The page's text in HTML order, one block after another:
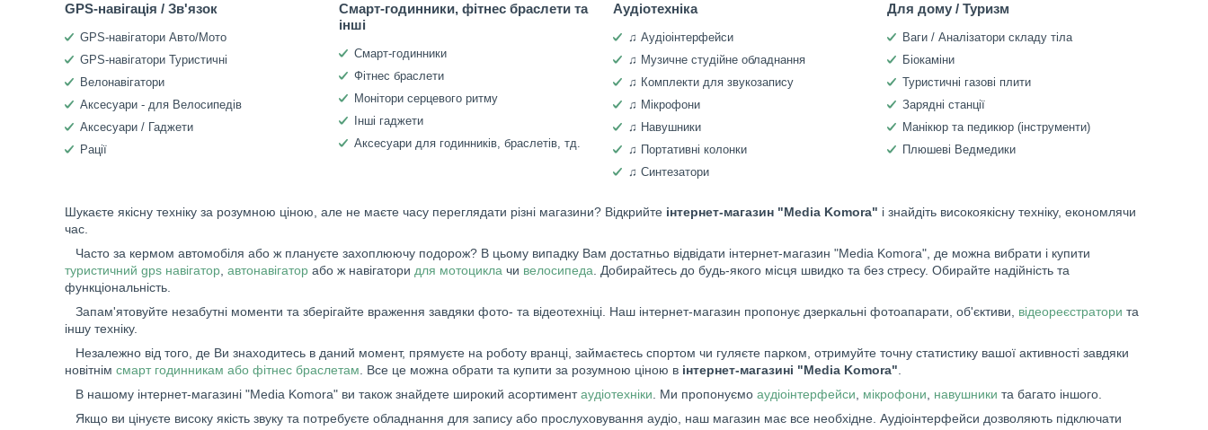
GPS-навігація / Зв'язок
GPS-навігатори Авто/Мото
GPS-навігатори Туристичні
Велонавігатори
Аксесуари - для Велосипедів
Аксесуари / Гаджети
Рації
Смарт-годинники, фітнес браслети та
інші
Смарт-годинники
Фітнес браслети
Монітори серцевого ритму
Інші гаджети
Аксесуари для годинників, браслетів, тд.
Аудіотехніка
♫ Аудіоінтерфейси
♫ Музичне студійне обладнання
♫ Комплекти для звукозапису
♫ Мікрофони
♫ Навушники
♫ Портативні колонки
♫ Синтезатори
Для дому / Туризм
Ваги / Аналізатори складу тіла
Біокаміни
Туристичні газові плити
Зарядні станції
Манікюр та педикюр (інструменти)
Плюшеві Ведмедики
Шукаєте якісну техніку за розумною ціною, але не маєте часу переглядати різні магазини? Відкрийте інтернет-магазин "Media Komora" і знайдіть високоякісну техніку, економлячи
час.
Часто за кермом автомобіля або ж плануєте захоплюючу подорож? В цьому випадку Вам достатньо відвідати інтернет-магазин "Media Komora", де можна вибрати і купити
туристичний gps навігатор автонавігатор або ж навігатори для мотоцикла чи велосипеда . Добирайтесь до будь-якого місця швидко та без стресу. Обирайте надійність та
функціональність.
Запам'ятовуйте незабутні моменти та зберігайте враження завдяки фото- та відеотехніці. Наш інтернет-магазин пропонує дзеркальні фотоапарати, об'єктиви, відеореєстратори та
іншу техніку.
Незалежно від того, де Ви знаходитесь в даний момент, прямуєте на роботу вранці, займаєтесь спортом чи гуляєте парком, отримуйте точну статистику вашої активності завдяки
новітнім смарт годинникам або фітнес браслетам . Все це можна обрати та купити за розумною ціною в інтернет-магазині "Media Komora"
В нашому інтернет-магазині "Media Komora" ви також знайдете широкий асортиментаудіотехніки . Ми пропонуємо аудіоінтерфейси мікрофони навушники та багато іншого.
Якщо ви цінуєте високу якість звуку та потребуєте обладнання для запису або прослуховування аудіо, наш магазин має все необхідне. Аудіоінтерфейси дозволяють підключати